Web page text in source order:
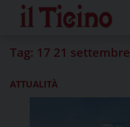
content
Tag: 17 21 settembre
ATTUALITÀ